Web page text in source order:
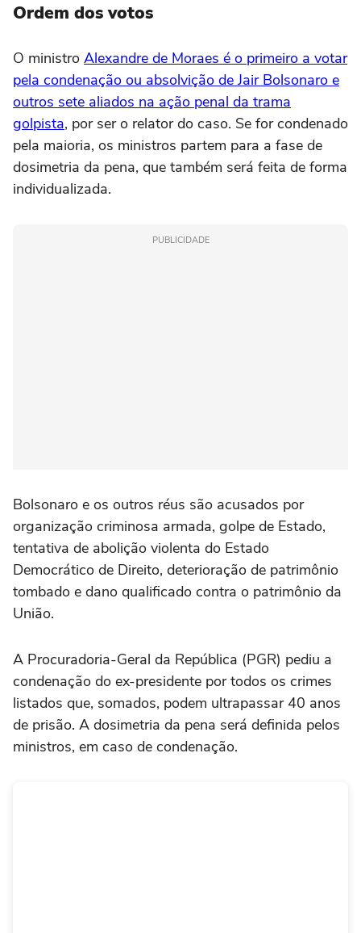
Ordem dos votos
O ministro Alexandre de Moraes é o primeiro a votar
pela condenação ou absolvição de Jair Bolsonaro e
outros sete aliados na ação penal da trama
golpista, por ser o relator do caso. Se for condenado
pela maioria, os ministros partem para a fase de
dosimetria da pena, que também será feita de forma
individualizada.
PUBLICIDADE
Bolsonaro e os outros réus são acusados por
organização criminosa armada, golpe de Estado,
tentativa de abolição violenta do Estado
Democrático de Direito, deterioração de patrimônio
tombado e dano qualificado contra o patrimônio da
União.
A Procuradoria-Geral da República (PGR) pediu a
condenação do ex-presidente por todos os crimes
listados que, somados, podem ultrapassar 40 anos
de prisão. A dosimetria da pena será definida pelos
ministros, em caso de condenação.